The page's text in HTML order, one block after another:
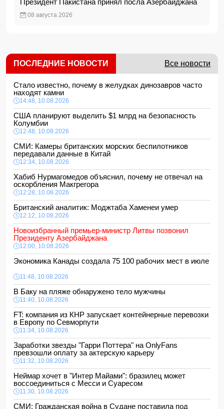
Президент Пакистана принял посла Азербайджана
08 августа 2026
ПОСЛЕДНИЕ НОВОСТИ Все новости
Стало известно, почему в желудках динозавров часто
находят камни
14:48, 10.08.2026
США планируют выделить $1 млрд на безопасность
Колумбии
12:48, 10.08.2026
СМИ: Камеры британских морских беспилотников
передавали данные в Китай
12:34, 10.08.2026
Хабиб Нурмагомедов объяснил, почему не отвечал на
оскорбления Макгрегора
12:28, 10.08.2026
Британский аналитик: Моджтаба Хаменеи умер
12:12, 10.08.2026
Новоизбранный премьер-министр Литвы позвонил
Президенту Азербайджана
12:00, 10.08.2026
Экономика Канады создала 75 100 рабочих мест в июле
11:48, 10.08.2026
В Баку на пляже обнаружено тело мужчины
11:40, 10.08.2026
FT: компания из КНР запускает контейнерные перевозки
в Европу по Севморпути
11:34, 10.08.2026
Заработки звезды "Гарри Поттера" на OnlyFans
превзошли оплату за актерскую карьеру
11:32, 10.08.2026
Неймар хочет в "Интер Майами": бразилец может
воссоединиться с Месси и Суаресом
11:30, 10.08.2026
СМИ: Гражданская война в Судане поставила под